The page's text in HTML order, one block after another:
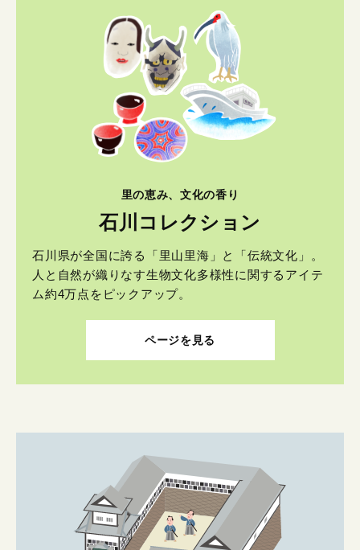
里の恵み、文化の香り
石川コレクション
石川県が全国に誇る「里山里海」と「伝統文化」。
人と自然が織りなす生物文化多様性に関するアイテ
ム約4万点をピックアップ。
ページを見る